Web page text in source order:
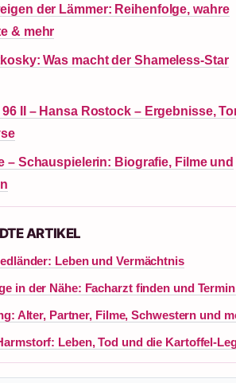
der Lämmer: Reihenfolge, wahre
& mehr
Was macht der Shameless-Star
II – Hansa Rostock – Ergebnisse,
– Schauspielerin: Biografie, Filme und
ARTIKEL
Leben und Vermächtnis
in der Nähe: Facharzt finden und
Alter, Partner, Filme, Schwestern und
Leben, Tod und die Kartoffel-